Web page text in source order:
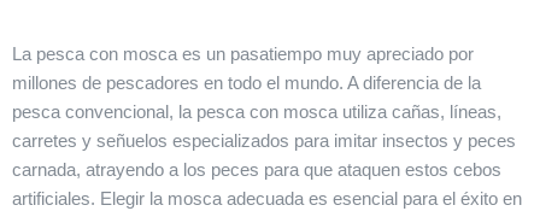
La pesca con mosca es un pasatiempo muy apreciado por
millones de pescadores en todo el mundo. A diferencia de la
pesca convencional, la pesca con mosca utiliza cañas, líneas,
carretes y señuelos especializados para imitar insectos y peces
carnada, atrayendo a los peces para que ataquen estos cebos
artificiales. Elegir la mosca adecuada es esencial para el éxito en